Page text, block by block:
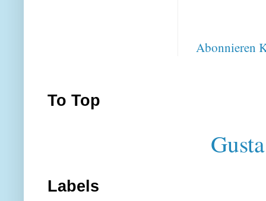
Abonnieren
To Top
Labels